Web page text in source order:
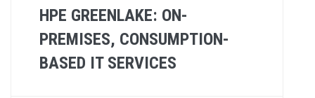
HPE GREENLAKE: ON-
PREMISES, CONSUMPTION-
BASED IT SERVICES